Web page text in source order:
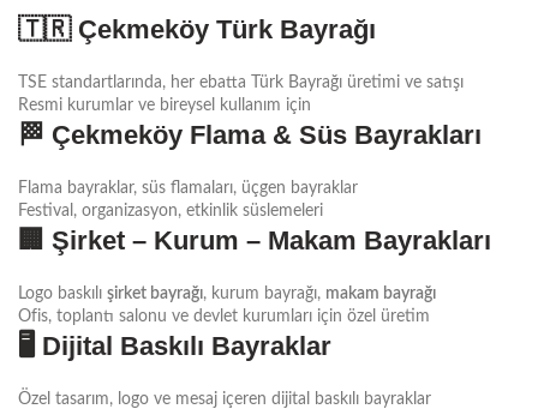
🇹🇷 Çekmeköy Türk Bayrağı
TSE standartlarında, her ebatta Türk Bayrağı üretimi ve satışı
Resmi kurumlar ve bireysel kullanım için
🏁 Çekmeköy Flama & Süs Bayrakları
Flama bayraklar, süs flamaları, üçgen bayraklar
Festival, organizasyon, etkinlik süslemeleri
🏢 Şirket – Kurum – Makam Bayrakları
Logo baskılı şirket bayrağı, kurum bayrağı, makam bayrağı
Ofis, toplantı salonu ve devlet kurumları için özel üretim
🖥️ Dijital Baskılı Bayraklar
Özel tasarım, logo ve mesaj içeren dijital baskılı bayraklar